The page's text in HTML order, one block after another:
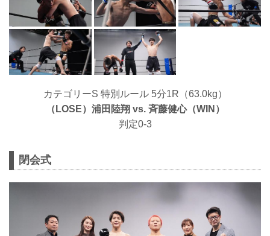
カテゴリーS 特別ルール 5分1R（63.0kg）
（LOSE）浦田陸翔 vs. ⻫藤健心（WIN）
判定0-3
閉会式